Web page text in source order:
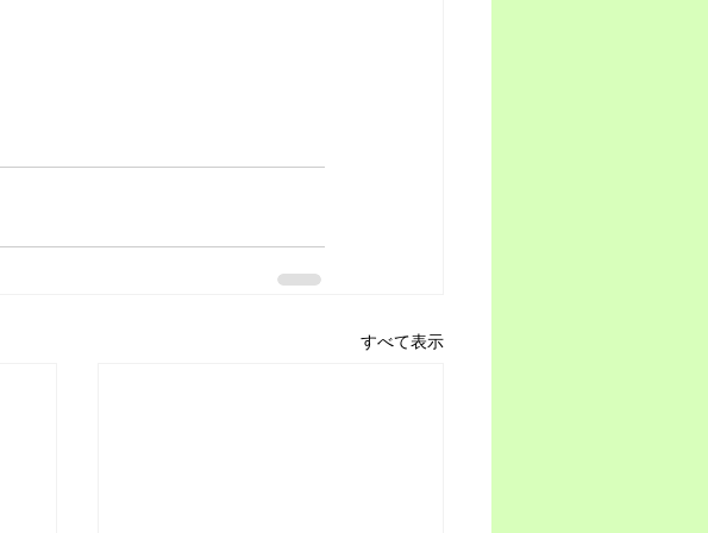
すべて表示